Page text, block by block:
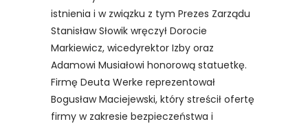
istnienia i w związku z tym Prezes Zarządu
Stanisław Słowik wręczył Dorocie
Markiewicz, wicedyrektor Izby oraz
Adamowi Musiałowi honorową statuetkę.
Firmę Deuta Werke reprezentował
Bogusław Maciejewski, który streścił ofertę
firmy w zakresie bezpieczeństwa i